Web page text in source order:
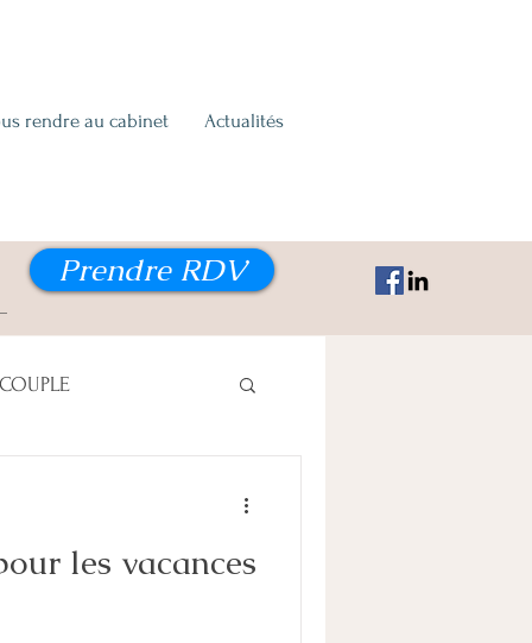
rendre au cabinet Actualités
Prendre RDV
COUPLE
FAMILLE
les vacances